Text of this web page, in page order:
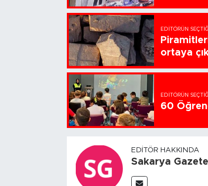
EDITÖRÜN SEÇTIĞI
ortaya
EDITÖRÜN SEÇTIĞI
60
EDITÖR HAKKINDA
Sakarya